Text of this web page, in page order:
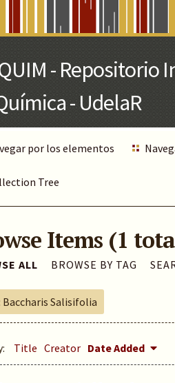
por los elementos
Tree
Items (1
ALL BROWSE BY TAG
Baccharis Salisifolia
Title Creator Date Added